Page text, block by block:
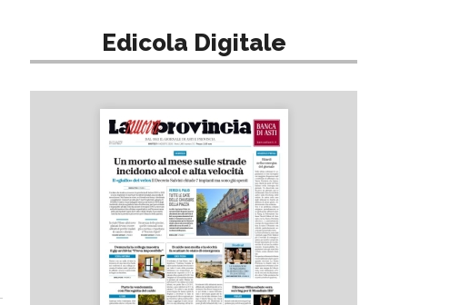
Edicola Digitale